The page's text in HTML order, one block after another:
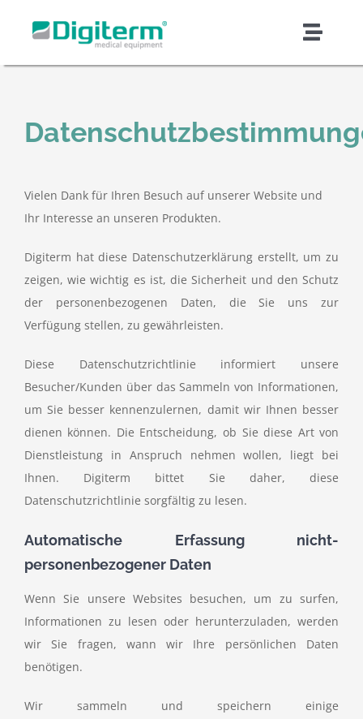
Produkt & Lösungen
Vielen Dank für Ihren Besuch auf unserer Website und
Ihr Interesse an unseren Produkten.
Digiterm hat diese Datenschutzerklärung erstellt, um zu
zeigen, wie wichtig es ist, die Sicherheit und den Schutz
der personenbezogenen Daten, die Sie uns zur
Verfügung stellen, zu gewährleisten.
Diese Datenschutzrichtlinie informiert unsere
Besucher/Kunden über das Sammeln von Informationen,
um Sie besser kennenzulernen, damit wir Ihnen besser
dienen können. Die Entscheidung, ob Sie diese Art von
Dienstleistung in Anspruch nehmen wollen, liegt bei
Ihnen. Digiterm bittet Sie daher, diese
Datenschutzrichtlinie sorgfältig zu lesen.
Automatische Erfassung nicht-
personenbezogener Daten
Wenn Sie unsere Websites besuchen, um zu surfen,
Informationen zu lesen oder herunterzuladen, werden
wir Sie fragen, wann wir Ihre persönlichen Daten
benötigen.
Wir sammeln und speichern einige